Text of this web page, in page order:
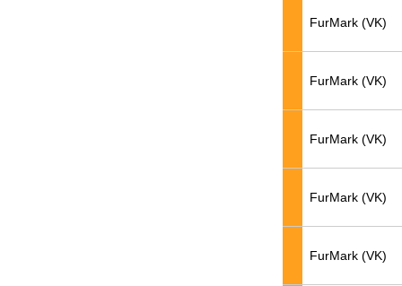
FurMark (VK)
FurMark (VK)
FurMark (VK)
FurMark (VK)
FurMark (VK)